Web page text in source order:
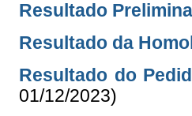
Resultado
Resultado da
Resultado do
01/12/2023)